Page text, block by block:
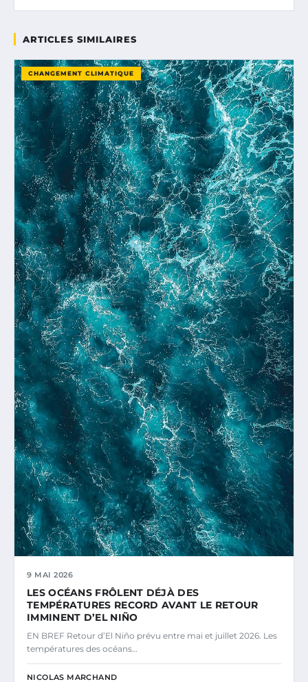
ARTICLES SIMILAIRES
CHANGEMENT CLIMATIQUE
9 MAI 2026
LES OCÉANS FRÔLENT DÉJÀ DES
TEMPÉRATURES RECORD AVANT LE RETOUR
IMMINENT D’EL NIÑO
EN BREF Retour d’El Niño prévu entre mai et juillet 2026. Les
températures des océans…
NICOLAS MARCHAND